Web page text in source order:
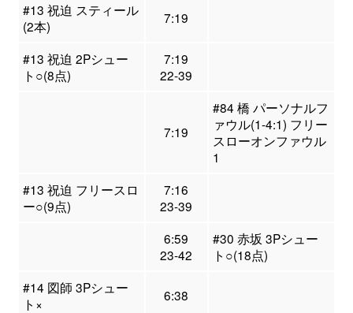
#13 祝迫 スティール
(2本)
7:19
#13 祝迫 2Pシュー
ト○(8点)
7:19
22-39
7:19
#84 橋 パーソナルフ
ァウル(1-4:1) フリー
スローオンファウル
1
#13 祝迫 フリースロ
ー○(9点)
7:16
23-39
6:59
23-42
#30 赤坂 3Pシュー
ト○(18点)
#14 図師 3Pシュー
ト×
6:38